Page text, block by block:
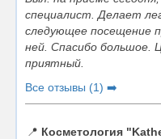
специалист. Делает
следующее посещение
ней. Спасибо большое.
приятный.
Все отзывы (1) ➡️
📍 Косметология